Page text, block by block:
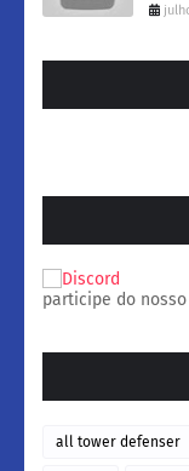
participe do
all tower defenser